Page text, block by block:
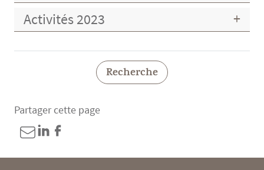
Activités 2023
Recherche
Partager cette page